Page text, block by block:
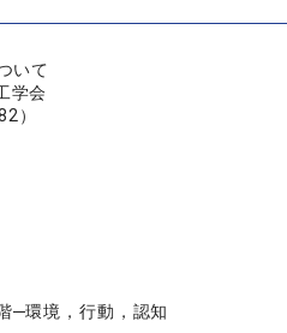
いて
学会
）
─環境，行動，認知